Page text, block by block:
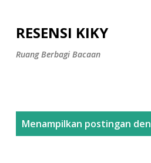
RESENSI KIKY
Ruang Berbagi Bacaan
Menampilkan postingan